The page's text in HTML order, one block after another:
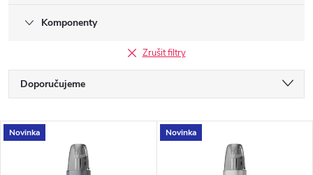
Komponenty
Zrušit filtry
Ř
a
Doporučujeme
Nejdražší
Nejprodávanější
V
Novinka Novinka